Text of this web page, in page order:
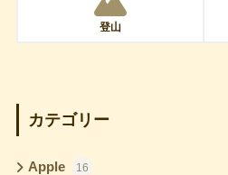
登山
カテゴリー
Apple 16